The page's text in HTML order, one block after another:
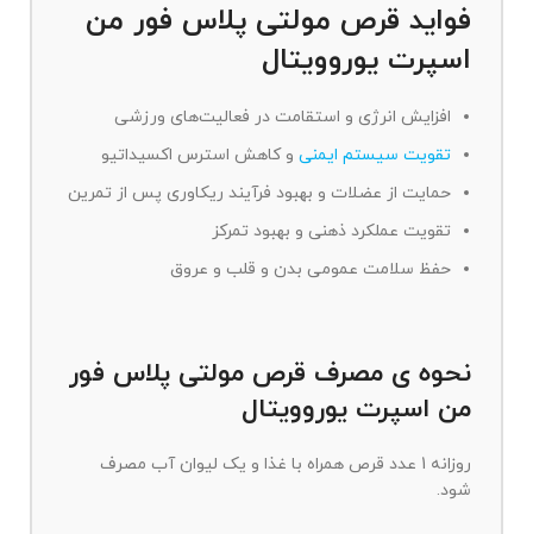
فواید قرص مولتی پلاس فور من
اسپرت یوروویتال
افزایش انرژی و استقامت در فعالیت‌های ورزشی
تقویت سیستم ایمنی و کاهش استرس اکسیداتیو
حمایت از عضلات و بهبود فرآیند ریکاوری پس از تمرین
تقویت عملکرد ذهنی و بهبود تمرکز
حفظ سلامت عمومی بدن و قلب و عروق
نحوه ی مصرف قرص مولتی پلاس فور
من اسپرت یوروویتال
روزانه 1 عدد قرص همراه با غذا و یک لیوان آب مصرف
شود.